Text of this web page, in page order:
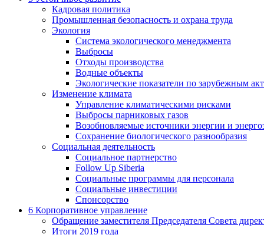
Кадровая политика
Промышленная безопасность и охрана труда
Экология
Система экологического менеджмента
Выбросы
Отходы производства
Водные объекты
Экологические показатели по зарубежным
Изменение климата
Управление климатическими рисками
Выбросы парниковых газов
Возобновляемые источники энергии и
Сохранение биологического разнообразия
Социальная деятельность
Социальное партнерство
Follow Up Siberia
Социальные программы для персонала
Социальные инвестиции
Спонсорство
6 Корпоративное управление
Обращение заместителя Председателя Совета
Итоги 2019 года